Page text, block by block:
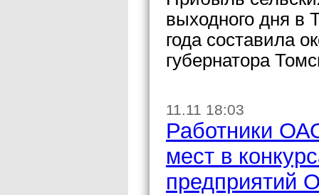
выходного дня в
года составила
губернатора
11.11 18:03
Работники
мест в
предприятий